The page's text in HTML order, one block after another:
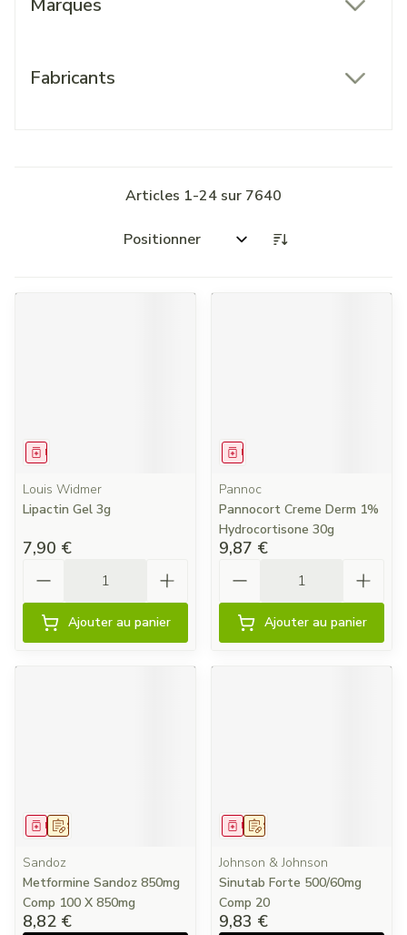
Marques
Fabricants
Articles 1-24 sur 7640
Trier par:
Médicament
Louis Widmer
Lipactin Gel 3g
7,90 €
Ajouter au panier
Médicament
Pannoc
Pannocort Creme Derm 1%
Hydrocortisone 30g
9,87 €
Ajouter au panier
Sur prescription
Médicament
Sandoz
Metformine Sandoz 850mg
Comp 100 X 850mg
8,82 €
Sur prescription
Médicament
Johnson & Johnson
Sinutab Forte 500/60mg
Comp 20
9,83 €